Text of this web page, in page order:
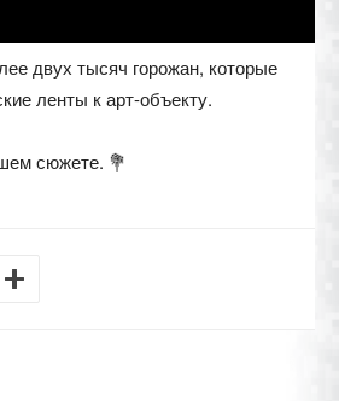
двух тысяч горожан, которые
ленты к арт-объекту.
сюжете. 💐